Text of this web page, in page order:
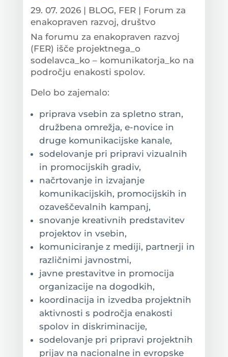
29. 07. 2026| BLOG, FER | Forum za
enakopraven razvoj, društvo
Na forumu za enakopraven razvoj
(FER) išče projektnega_o
sodelavca_ko – komunikatorja_ko na
področju enakosti spolov.
Delo bo zajemalo:
priprava vsebin za spletno stran,
družbena omrežja, e-novice in
druge komunikacijske kanale,
sodelovanje pri pripravi vizualnih
in promocijskih gradiv,
načrtovanje in izvajanje
komunikacijskih, promocijskih in
ozaveščevalnih kampanj,
snovanje kreativnih predstavitev
projektov in vsebin,
komuniciranje z mediji, partnerji in
različnimi javnostmi,
javne prestavitve in promocija
organizacije na dogodkih,
koordinacija in izvedba projektnih
aktivnosti s področja enakosti
spolov in diskriminacije,
sodelovanje pri pripravi projektnih
prijav na nacionalne in evropske